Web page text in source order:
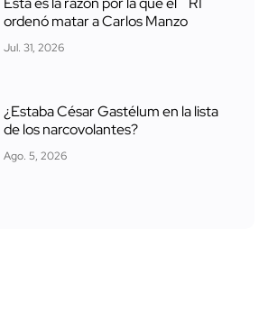
ordenó matar a Carlos Manzo
Jul. 31, 2026
¿Estaba César Gastélum en la lista
de los narcovolantes?
Ago. 5, 2026